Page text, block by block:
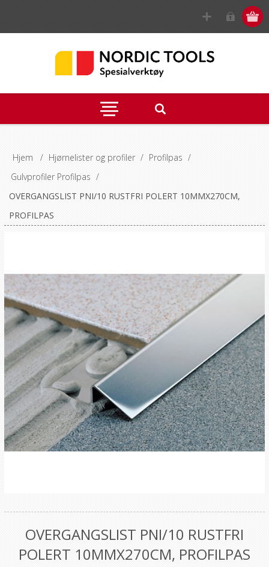
Hjem / Hjørnelister og profiler / Profilpas /
Gulvprofiler Profilpas /
OVERGANGSLIST PNI/10 RUSTFRI POLERT 10MMX270CM,
PROFILPAS
OVERGANGSLIST PNI/10 RUSTFRI
POLERT 10MMX270CM, PROFILPAS